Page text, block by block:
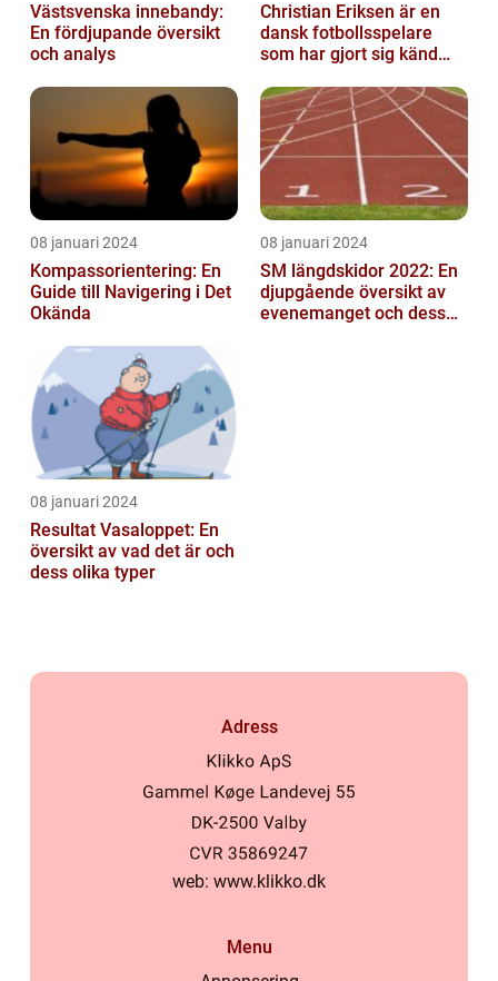
Västsvenska innebandy:
En fördjupande översikt
och analys
Christian Eriksen är en
dansk fotbollsspelare
som har gjort sig känd
mittfältarna...
08 januari 2024
Kompassorientering: En
Guide till Navigering i Det
Okända
08 januari 2024
SM längdskidor 2022: En
djupgående översikt av
evenemanget och dess
08 januari 2024
Resultat Vasaloppet: En
översikt av vad det är och
dess olika typer
Adress
web: www.klikko.dk
Menu